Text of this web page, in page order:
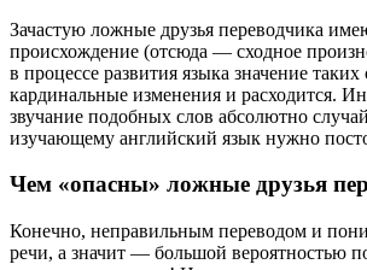
Зачастую ложные друзья переводчика
происхождение (отсюда — сходное
в процессе развития языка значение таких
кардинальные изменения и расходится.
звучание подобных слов абсолютно
изучающему английский язык нужно
Чем «опасны» ложные друзья
Конечно, неправильным переводом и
речи, а значит — большой вероятностью